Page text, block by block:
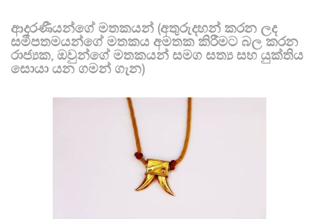
ආදරණීයන්ගේ මතකයන් (අතුරුදහන් කරන ලද
සමීපතමයන්ගේ මතකය අමතක කිරීමට බල කරන
රාජ්‍යක, ඔවුන්ගේ මතකයන් සමග සත්‍ය සහ යුක්තිය
සොයා යන ගමන් ගැන)